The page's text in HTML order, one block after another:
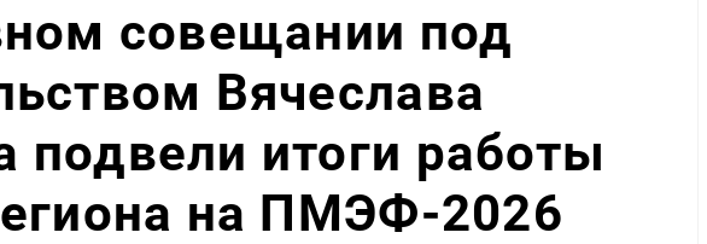
совещании под
Вячеслава
итоги работы
на ПМЭФ-2026